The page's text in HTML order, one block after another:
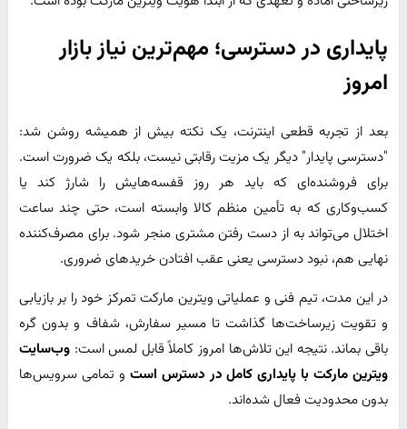
پایداری در دسترسی؛ مهم‌ترین نیاز بازار
امروز
بعد از تجربه قطعی اینترنت، یک نکته بیش از همیشه روشن شد:
"دسترسی پایدار" دیگر یک مزیت رقابتی نیست، بلکه یک ضرورت است.
برای فروشنده‌ای که باید هر روز قفسه‌هایش را شارژ کند یا
کسب‌وکاری که به تأمین منظم کالا وابسته است، حتی چند ساعت
اختلال می‌تواند به از دست رفتن مشتری منجر شود. برای مصرف‌کننده
نهایی هم، نبود دسترسی یعنی عقب افتادن خریدهای ضروری.
در این مدت، تیم فنی و عملیاتی ویترین مارکت تمرکز خود را بر بازیابی
و تقویت زیرساخت‌ها گذاشت تا مسیر سفارش، شفاف و بدون گره
باقی بماند. نتیجه این تلاش‌ها امروز کاملاً قابل لمس است: وب‌سایت
ویترین مارکت با پایداری کامل در دسترس است و تمامی سرویس‌ها
بدون محدودیت فعال شده‌اند.